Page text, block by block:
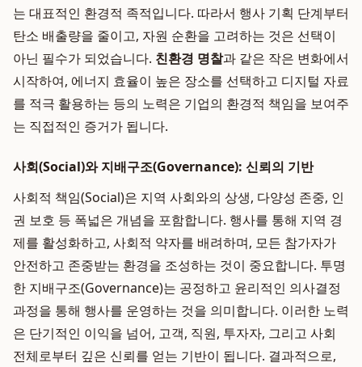
는 대표적인 환경적 족적입니다. 따라서 행사 기획 단계부터
탄소 배출량을 줄이고, 자원 순환을 고려하는 것은 선택이
아닌 필수가 되었습니다. 친환경 명찰과 같은 작은 변화에서
시작하여, 에너지 효율이 높은 장소를 선택하고 디지털 자료
를 적극 활용하는 등의 노력은 기업의 환경적 책임을 보여주
는 직접적인 증거가 됩니다.
사회(Social)와 지배구조(Governance): 신뢰의 기반
사회적 책임(Social)은 지역 사회와의 상생, 다양성 존중, 인
권 보호 등 폭넓은 개념을 포함합니다. 행사를 통해 지역 경
제를 활성화하고, 사회적 약자를 배려하며, 모든 참가자가
안전하고 존중받는 환경을 조성하는 것이 중요합니다. 투명
한 지배구조(Governance)는 공정하고 윤리적인 의사결정
과정을 통해 행사를 운영하는 것을 의미합니다. 이러한 노력
은 단기적인 이익을 넘어, 고객, 직원, 투자자, 그리고 사회
전체로부터 깊은 신뢰를 얻는 기반이 됩니다. 결과적으로,